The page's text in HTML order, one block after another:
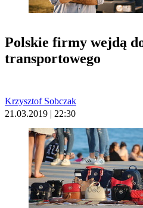
Polskie firmy wejdą
transportowego
Krzysztof Sobczak
21.03.2019 | 22:30